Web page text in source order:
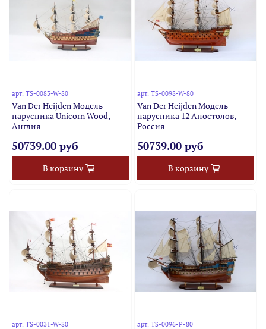
арт.TS-0083-W-80
Van Der Heijden Модель
парусника Unicorn Wood,
Англия
50739.00 руб
В корзину
арт. TS-0098-W-80
Van Der Heijden Модель
парусника 12 Апостолов,
Россия
50739.00 руб
В корзину
арт.TS-0031-W-80 арт. TS-0096-P-80